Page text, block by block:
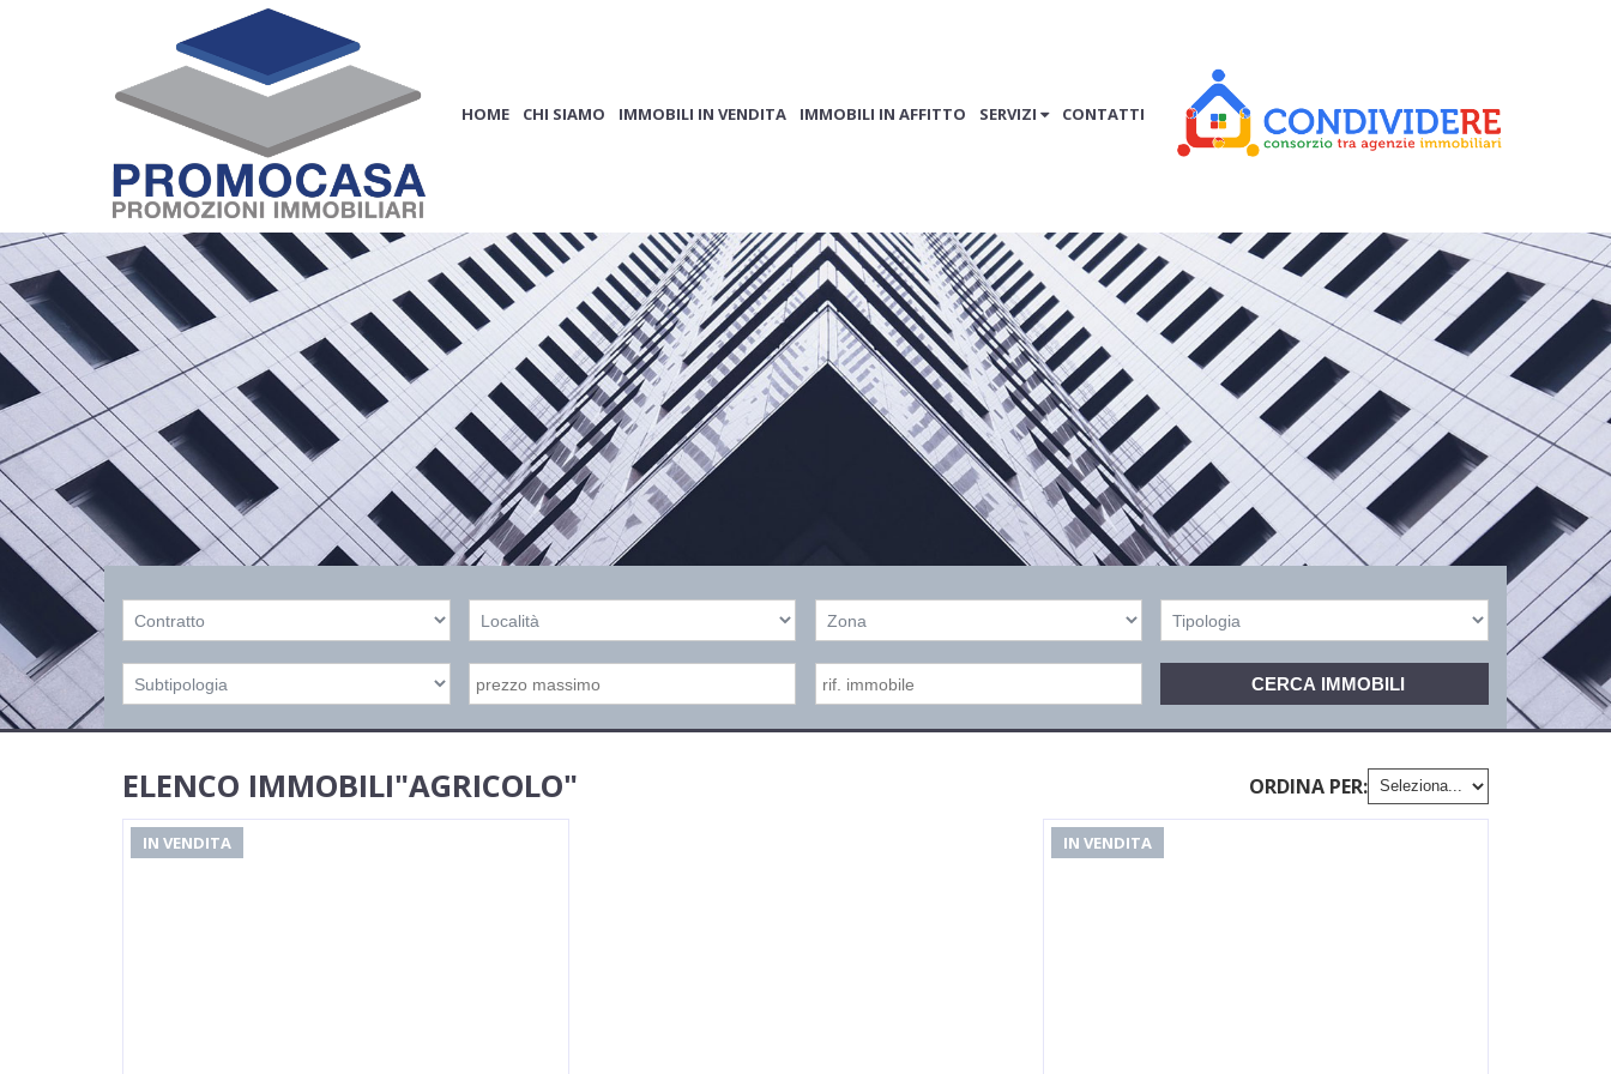
HOME CHI SIAMO IMMOBILI IN VENDITA IMMOBILI IN AFFITTO SERVIZI CONTATTI
ELENCO IMMOBILI"AGRICOLO" ORDINA PER:
IN VENDITA IN VENDITA